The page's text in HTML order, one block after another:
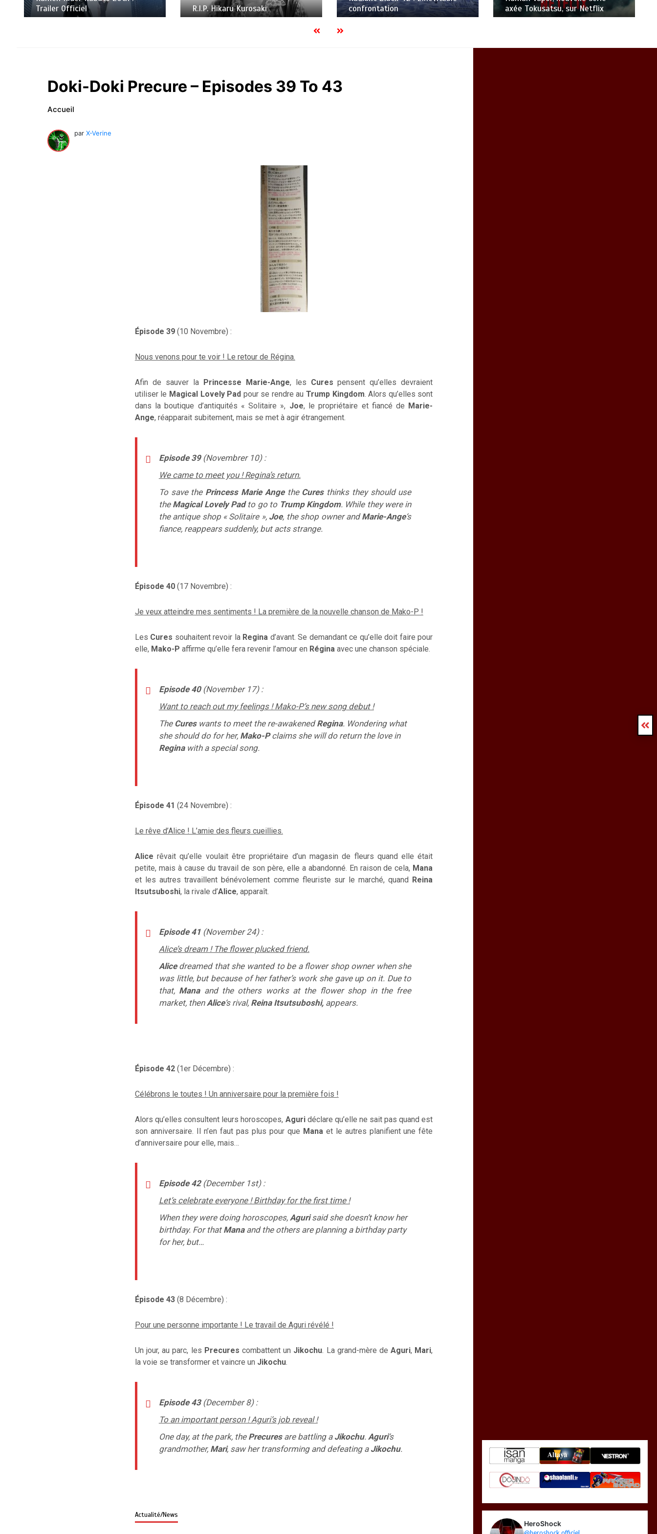
Trailer Officiel
R.I.P. Hikaru Kurosaki
confrontation
axée Tokusatsu, sur Netflix
Doki-Doki Precure – Episodes 39 To 43
Accueil
par X-Verine
Épisode 39(10 Novembre) :
Nous venons pour te voir ! Le retour de Régina.
Afin de sauver la Princesse Marie-Ange, les Cures pensent qu’elles devraient
utiliser le Magical Lovely Pad pour se rendre auTrump Kingdom. Alors qu’elles sont
dans la boutique d’antiquités « Solitaire », Joe, le propriétaire et fiancé de Marie-
Ange, réapparait subitement, mais se met à agir étrangement.
Episode 39(Novembrer 10) :
We came to meet you ! Regina’s return.
To save the Princess Marie Angethe Curesthinks they should use
the Magical Lovely Padto go to Trump Kingdom. While they were in
the antique shop « Solitaire », Joe, the shop owner andMarie-Ange‘s
fiance, reappears suddenly, but acts strange.
Épisode 40(17 Novembre) :
Je veux atteindre mes sentiments ! La première de la nouvelle chanson de Mako-P !
Les Cures souhaitent revoir la Regina d’avant. Se demandantce qu’elle doit faire pour
elle, Mako-P affirme qu’elle fera revenir l’amour en Régina avec une chanson spéciale.
Episode 40(November 17) :
Want to reach out my feelings ! Mako-P’s new song debut !
The Cureswants to meet the re-awakenedRegina. Wondering what
she should do for her, Mako-Pclaims she will do return the love in
Reginawith a special song.
Épisode 41 (24 Novembre) :
Le rêve d’Alice ! L’amie des fleurs cueillies.
Alice rêvait qu’elle voulait être propriétaire d’un magasin de fleurs quand elle était
petite, mais à cause du travail de son père, elle a abandonné. En raison de cela, Mana
et les autres travaillent bénévolement comme fleuriste sur le marché, quand
Reina
Itsutsuboshi, la rivale d’Alice, apparaît.
Episode 41(November 24) :
Alice’s dream ! The flower plucked friend.
Alicedreamed that she wanted to be a flower shop owner when she
was little, but because of her father’s work she gave up on it. Due to
that, Manaand the others works at the flower shop in the free
market, thenAlice‘s rival, Reina Itsutsuboshi,appears.
Épisode 42(1er Décembre) :
Célébrons le toutes ! Un anniversaire pour la première fois !
Alors qu’elles consultent leurs horoscopes, Aguridéclare qu’elle ne sait pas quand est
son anniversaire. Il n’en faut pas plus pour que Mana et le autres planifient une fête
d’anniversaire pour elle, mais…
Episode 42(December 1st) :
Let’s celebrate everyone ! Birthday for the first time !
When they were doing horoscopes, Agurisaid she doesn’t know her
birthday. For that Manaand the others are planning a birthday party
for her, but…
Épisode 43(8 Décembre) :
Pour une personne importante ! Le travail de Aguri révélé !
Un jour, au parc, les Precures combattent un Jikochu. La grand-mère deAguri, Mari,
la voie se transformer et vaincre un Jikochu.
Episode 43(December 8) :
To an important person ! Aguri’s job reveal !
One day, at the park, the Precuresare battling a Jikochu. Aguri‘s
grandmother, Mari, saw her transforming and defeating a Jikochu.
Actualité/News
HeroShock